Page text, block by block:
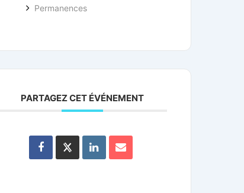
Permanences
PARTAGEZ CET ÉVÉNEMENT